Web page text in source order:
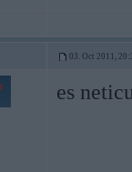
03. Oct 2011,
es